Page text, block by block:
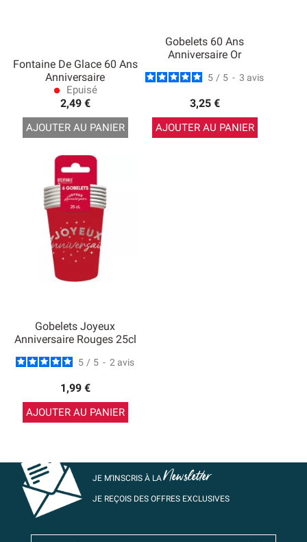
Fontaine De Glace 60 Ans
Anniversaire
lens Epuisé
2,49 €
AJOUTER AU PANIER
Gobelets 60 Ans
Anniversaire Or
5 / 5 - 3 avis
3,25 €
AJOUTER AU PANIER
Gobelets Joyeux
Anniversaire Rouges 25cl
5 / 5 - 2 avis
1,99 €
AJOUTER AU PANIER
JE M’INSCRIS À LANewsletter
JE REÇOIS DES OFFRES EXCLUSIVES